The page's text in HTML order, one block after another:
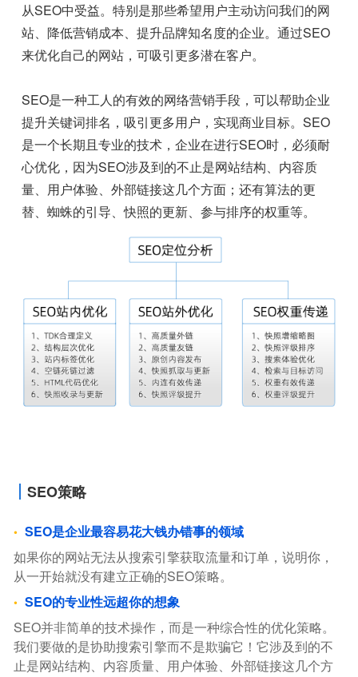
从SEO中受益。特别是那些希望用户主动访问我们的网
站、降低营销成本、提升品牌知名度的企业。通过SEO
来优化自己的网站，可吸引更多潜在客户。
SEO是一种工人的有效的网络营销手段，可以帮助企业
提升关键词排名，吸引更多用户，实现商业目标。SEO
是一个长期且专业的技术，企业在进行SEO时，必须耐
心优化，因为SEO涉及到的不止是网站结构、内容质
量、用户体验、外部链接这几个方面；还有算法的更
替、蜘蛛的引导、快照的更新、参与排序的权重等。
SEO策略
SEO是企业最容易花大钱办错事的领域
如果你的网站无法从搜索引擎获取流量和订单，说明你，
从一开始就没有建立正确的SEO策略。
SEO的专业性远超你的想象
SEO并非简单的技术操作，而是一种综合性的优化策略。
我们要做的是协助搜索引擎而不是欺骗它！它涉及到的不
止是网站结构、内容质量、用户体验、外部链接这几个方